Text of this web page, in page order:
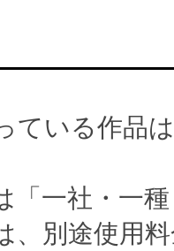
ている作品
「一社・一
、別途使用